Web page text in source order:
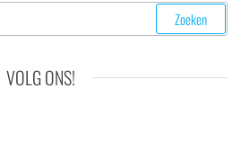
VOLG ONS!